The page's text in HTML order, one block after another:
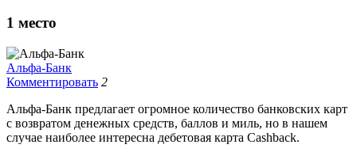
1 место
Альфа-Банк
Комментировать 2
Альфа-Банк предлагает огромное количество банковских карт
с возвратом денежных средств, баллов и миль, но в нашем
случае наиболее интересна дебетовая карта Cashback.